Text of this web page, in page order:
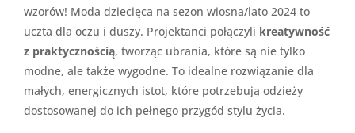
wzorów! Moda dziecięca na sezon wiosna/lato 2024 to
uczta dla oczu i duszy. Projektanci połączyli kreatywność
z praktycznością, tworząc ubrania, które są nie tylko
modne, ale także wygodne. To idealne rozwiązanie dla
małych, energicznych istot, które potrzebują odzieży
dostosowanej do ich pełnego przygód stylu życia.